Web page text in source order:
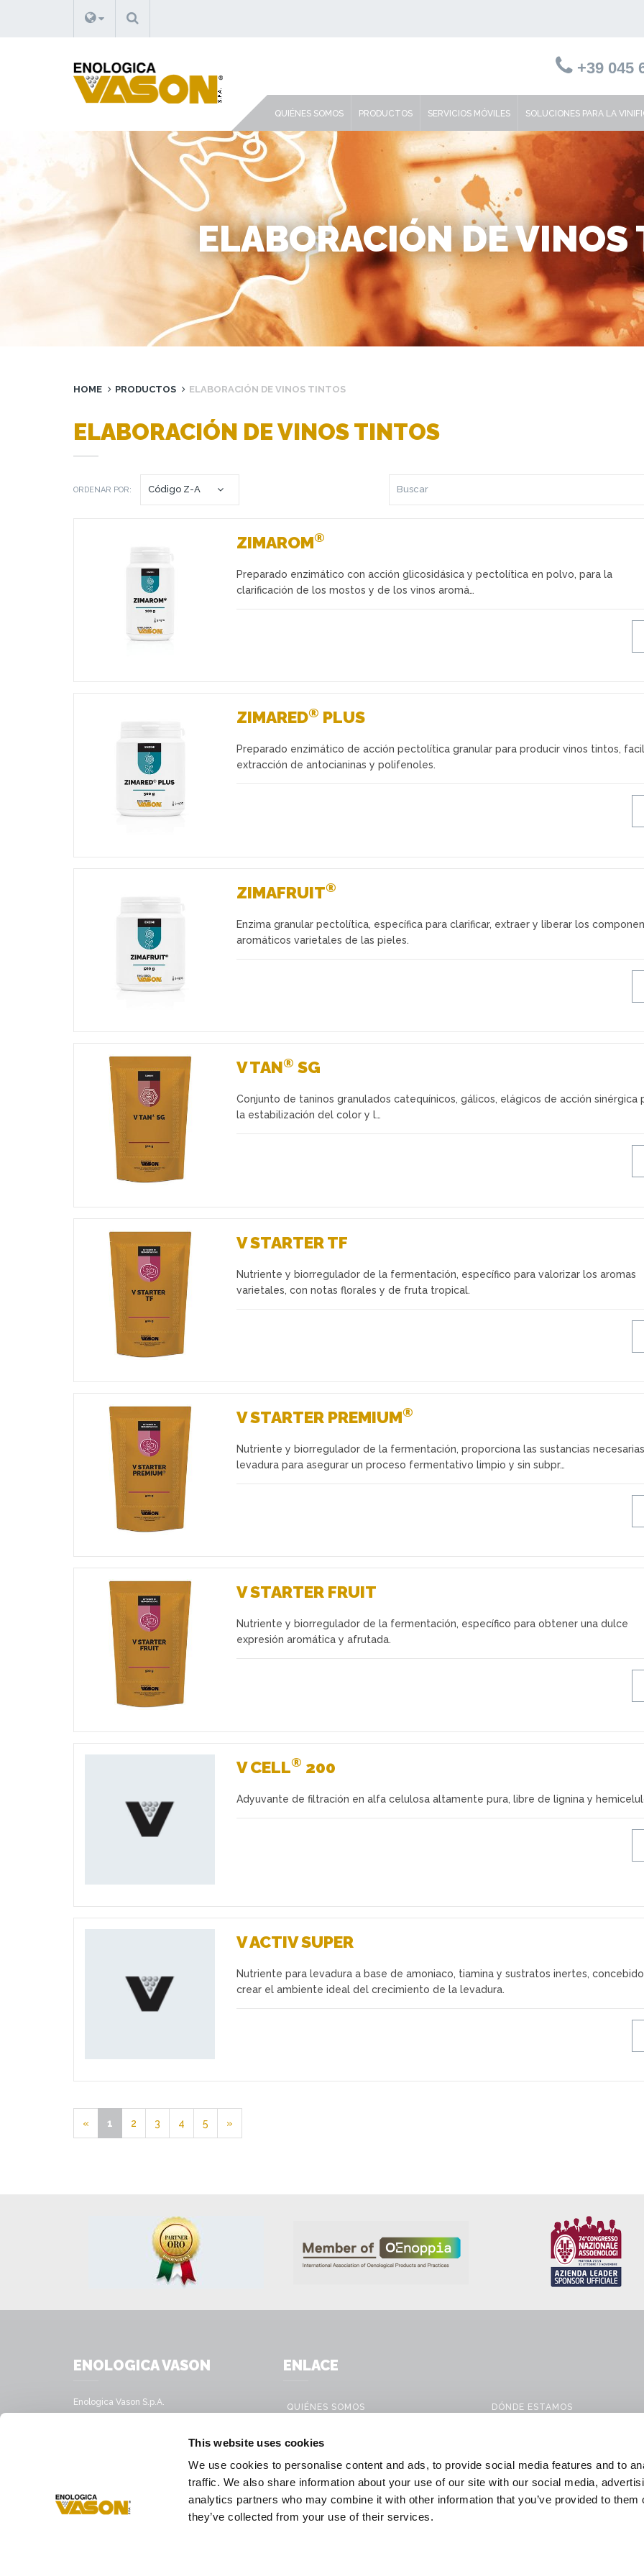
This website uses cookies
We use cookies to personalise content and ads, to provide social media features and to
traffic. We also share information about your use of our site with our social media,
analytics partners who may combine it with other information that you’ve provided to them
they’ve collected from your use of their services.
BUSCAR
+39 045
QUIÉNES SOMOS PRODUCTOS SERVICIOS MÓVILES SOLUCIONES PARA LA
ELABORACIÓN DE VINOS
HOME PRODUCTOS ELABORACIÓN DE VINOS TINTOS
ELABORACIÓN DE VINOS TINTOS
ORDENAR POR:
ZIMAROM®
Preparado enzimático con acción glicosidásica y pectolítica en polvo, para la
clarificación de los mostos y de los vinos aromá…
ZIMARED® PLUS
Preparado enzimático de acción pectolítica granular para producir vinos tintos,
extracción de antocianinas y polifenoles.
ZIMAFRUIT®
Enzima granular pectolítica, específica para clarificar, extraer y liberar los
aromáticos varietales de las pieles.
Favoritos
V TAN® SG
Conjunto de taninos granulados catequínicos, gálicos, elágicos de acción sinérgica
la estabilización del color y l…
Favoritos
V STARTER TF
Nutriente y biorregulador de la fermentación, específico para valorizar los aromas
varietales, con notas florales y de fruta tropical.
Favoritos
V STARTER PREMIUM®
Nutriente y biorregulador de la fermentación, proporciona las sustancias
levadura para asegurar un proceso fermentativo limpio y sin subpr…
Favoritos
V STARTER FRUIT
Nutriente y biorregulador de la fermentación, específico para obtener una dulce
expresión aromática y afrutada.
V CELL® 200
Adyuvante de filtración en alfa celulosa altamente pura, libre de lignina y
V ACTIV SUPER
Nutriente para levadura a base de amoniaco, tiamina y sustratos inertes,
crear el ambiente ideal del crecimiento de la levadura.
« 1 2 3 4 5 »
ENOLOGICA VASON
Enologica Vason S.p.A.
San Pietro in Cariano, Verona - Italy
Pescantina, Verona - Italy
ENLACE
QUIÉNES SOMOS
SOLUCIONES PARA LA VINIFICACIÓN
PRESS & NEWS
DÓNDE ESTAMOS
DOWNLOAD
GENERAL CONDITIONS OF SALE